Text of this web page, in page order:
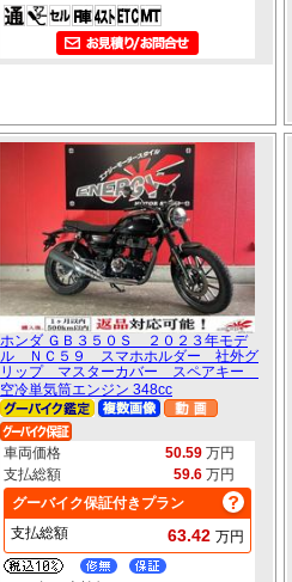
ホンダ ＧＢ３５０Ｓ ２０２３年モデ
ル ＮＣ５９ スマホホルダー 社外グ
リップ マスターカバー スペアキー
空冷単気筒エンジン 348cc
車両価格 50.59 万円
支払総額
59.6 万円
グーバイク保証付きプラン
支払総額
63.42 万円